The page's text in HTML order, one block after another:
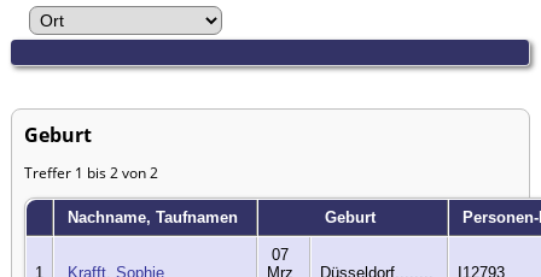
Geburt
Treffer 1 bis 2 von 2
Nachname, Taufnamen Geburt
1 Krafft, Sophie
07
Mrz
Düsseldorf,,,,,,,, I12793